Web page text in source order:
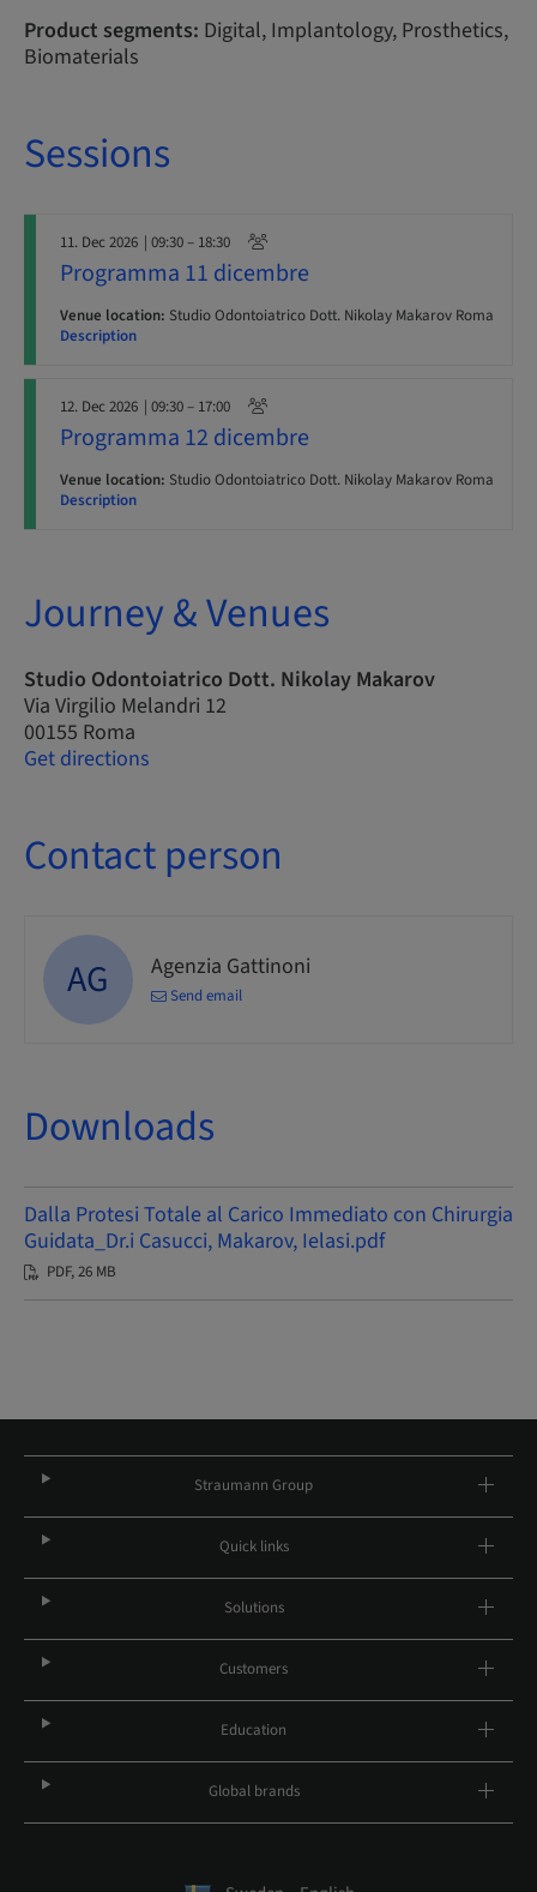
Product segments: Digital, Implantology, Prosthetics,
Biomaterials
Sessions
11. Dec 2026 | 09:30 – 18:30
Programma 11 dicembre
Venue location: Studio Odontoiatrico Dott. Nikolay Makarov Roma
Description
12. Dec 2026 | 09:30 – 17:00
Programma 12 dicembre
Venue location: Studio Odontoiatrico Dott. Nikolay Makarov Roma
Description
Journey & Venues
Studio Odontoiatrico Dott. Nikolay Makarov
Via Virgilio Melandri 12
00155 Roma
Get directions
Contact person
AG Agenzia Gattinoni
Send email
Downloads
Dalla Protesi Totale al Carico Immediato con Chirurgia
Guidata_Dr.i Casucci, Makarov, Ielasi.pdf
PDF, 26 MB
Straumann Group
Quick links
Solutions
Customers
Education
Global brands